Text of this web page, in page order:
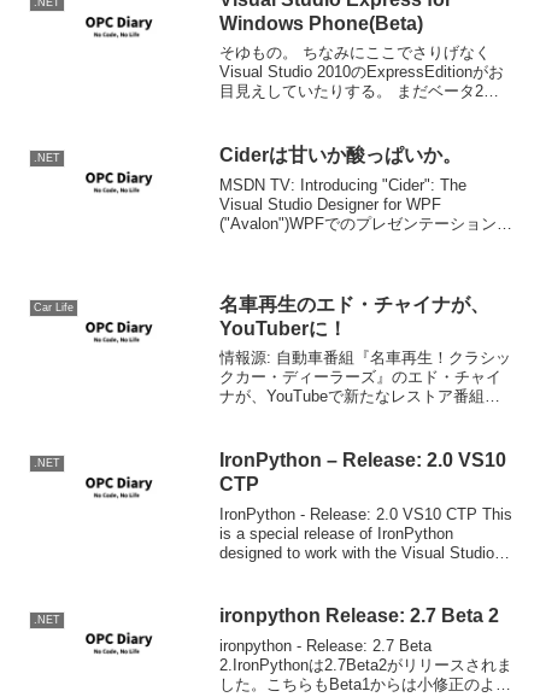
Windows Phone(Beta)
そゆもの。 ちなみにここでさりげなく
Visual Studio 2010のExpressEditionがお
目見えしていたりする。 まだベータ2何
.NET Ciderは甘いか酸っぱいか。
MSDN TV: Introducing "Cider": The
Visual Studio Designer for WPF
("Avalon")WPFでのプレゼンテーションデ
Car Life
名車再生のエド・チャイナが、
YouTuberに！
情報源: 自動車番組『名車再生！クラシッ
クカー・ディーラーズ』のエド・チャイ
ナが、YouTubeで新たなレストア番組を
言うカーレスト...
.NET
IronPython – Release: 2.0 VS10
CTP
IronPython - Release: 2.0 VS10 CTP This
is a special release of IronPython
designed to work with the Visual Studio
.NET ironpython Release: 2.7 Beta 2
ironpython - Release: 2.7 Beta
2.IronPythonは2.7Beta2がリリースされま
した。こちらもBeta1からは小修正のよう